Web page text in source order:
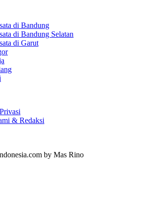
di Bandung
di Bandung Selatan
di Garut
& Redaksi
by Mas Rino